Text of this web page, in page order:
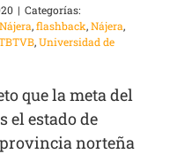
| Categorías:
,flashback,Nájera,
,Universidad de
que la meta del
el estado de
norteña